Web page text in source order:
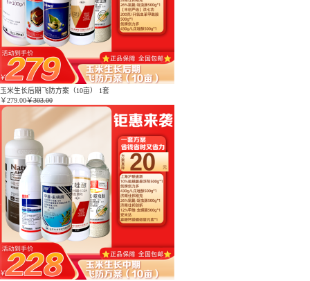
玉米生长后期飞防方案（10亩） 1套
￥279.00￥303.00